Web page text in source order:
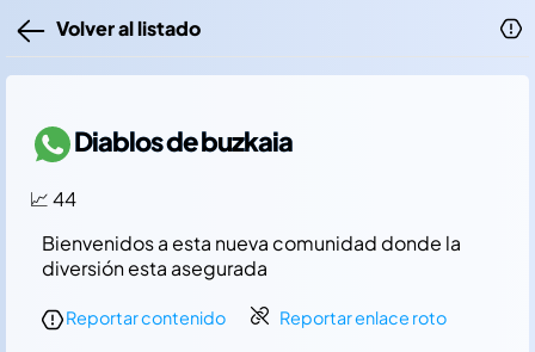
Volver al listado
Diablos de buzkaia
📈 44
Bienvenidos a esta nueva comunidad donde la
diversión esta asegurada
Reportar contenido Reportar enlace roto